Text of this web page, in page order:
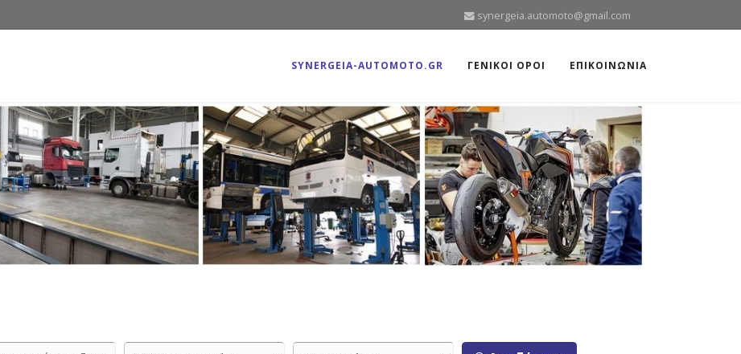
synergeia.automoto@gmail.com
SYNERGEIA-AUTOMOTO.GR ΓΕΝΙΚΟΙ ΟΡΟΙ ΕΠΙΚΟΙΝΩΝΙΑ